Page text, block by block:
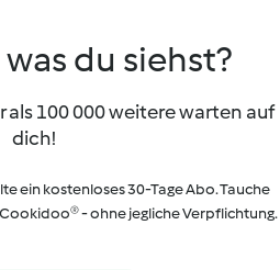
du siehst?
als 100 000 weitere warten auf
dich!
ein kostenloses 30-Tage Abo. Tauche
- ohne jegliche Verpflichtung.